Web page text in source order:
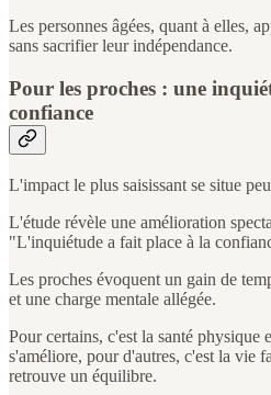
Les personnes âgées, quant à elles,
sans sacrifier leur indépendance.
Pour les proches : une
confiance
L'impact le plus saisissant se situe
L'étude révèle une amélioration
"L'inquiétude a fait place à la
Les proches évoquent un gain de
et une charge mentale allégée.
Pour certains, c'est la santé physique
s'améliore, pour d'autres, c'est la vie
retrouve un équilibre.